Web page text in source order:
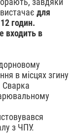
для
годин.
входить в
в місцях згину
Сварка
з ЧПУ.